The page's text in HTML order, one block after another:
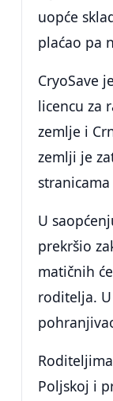
uopće
plaćao pa
CryoSave
licencu za
zemlje i
zemlji je
U
prekršio
matičnih
roditelja.
Poljskoj i